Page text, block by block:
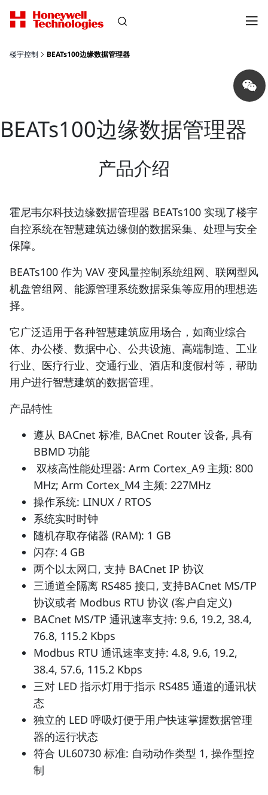
楼宇控制 BEATs100边缘数据管理器
Share
on
wechat
BEATs100边缘数据管理器
产品介绍
霍尼韦尔科技边缘数据管理器 BEATs100 实现了楼宇
自控系统在智慧建筑边缘侧的数据采集、处理与安全
保障。
BEATs100 作为 VAV 变风量控制系统组网、联网型风
机盘管组网、能源管理系统数据采集等应用的理想选
择。
它广泛适用于各种智慧建筑应用场合，如商业综合
体、办公楼、数据中心、公共设施、高端制造、工业
行业、医疗行业、交通行业、酒店和度假村等，帮助
用户进行智慧建筑的数据管理。
产品特性
遵从 BACnet 标准, BACnet Router 设备, 具有
BBMD 功能
双核高性能处理器: Arm Cortex_A9 主频: 800
MHz; Arm Cortex_M4 主频: 227MHz
操作系统: LINUX / RTOS
系统实时时钟
随机存取存储器 (RAM): 1 GB
闪存: 4 GB
两个以太网口, 支持 BACnet IP 协议
三通道全隔离 RS485 接口, 支持BACnet MS/TP
协议或者 Modbus RTU 协议 (客户自定义)
BACnet MS/TP 通讯速率支持: 9.6, 19.2, 38.4,
76.8, 115.2 Kbps
Modbus RTU 通讯速率支持: 4.8, 9.6, 19.2,
38.4, 57.6, 115.2 Kbps
三对 LED 指示灯用于指示 RS485 通道的通讯状
态
独立的 LED 呼吸灯便于用户快速掌握数据管理
器的运行状态
符合 UL60730 标准: 自动动作类型 1, 操作型控
制